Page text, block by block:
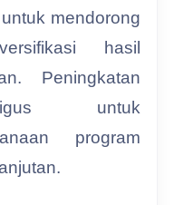
mendorong
hasil
Peningkatan
untuk
program